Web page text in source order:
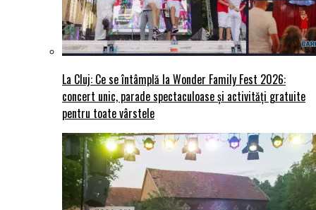
La Cluj: Ce se întâmplă la Wonder Family Fest 2026:
concert unic, parade spectaculoase și activități gratuite
pentru toate vârstele